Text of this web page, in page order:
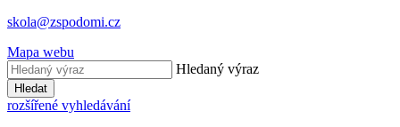
skola@zspodomi.cz
Mapa webu
Hledaný výraz
Hledat
rozšířené vyhledávání